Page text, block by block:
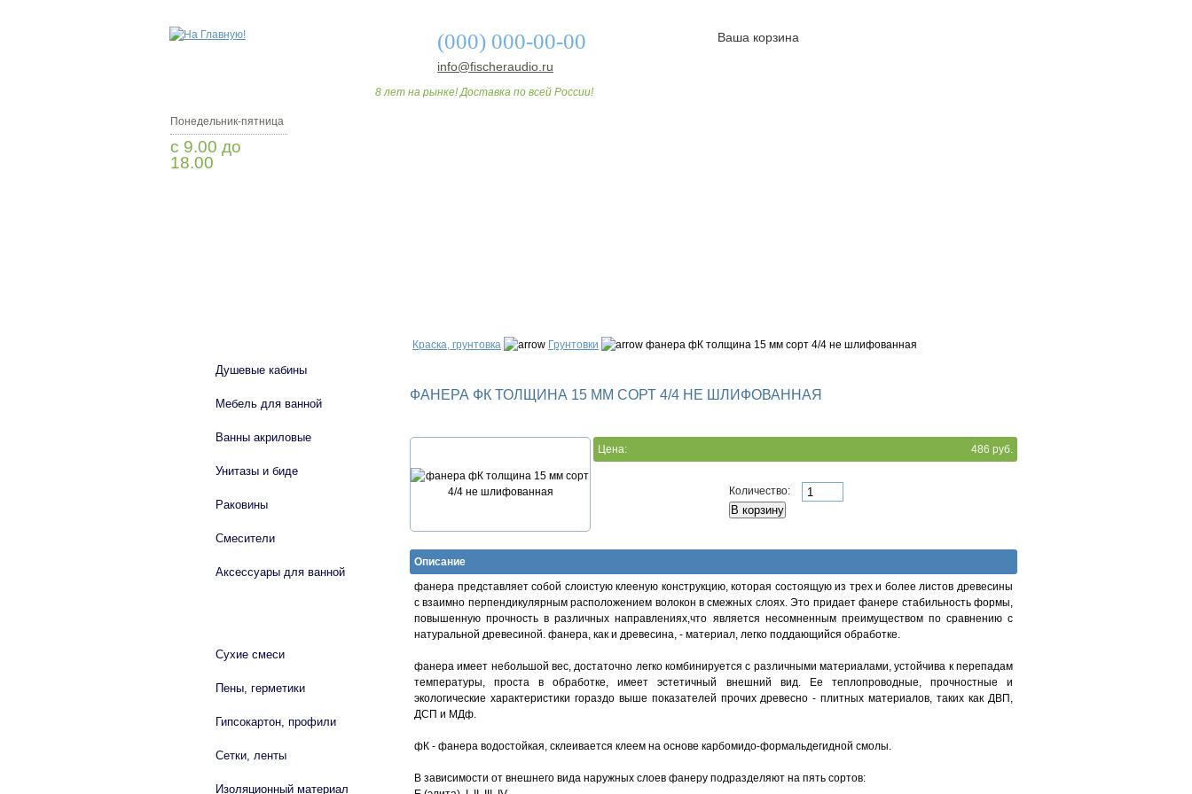
(000) 000-00-00
info@fischeraudio.ru
8 лет на рынке! Доставка по всей России!
Ваша корзина
Понедельник-пятница
с 9.00 до
18.00
Краска, грунтовка Грунтовки фанера фК толщина 15 мм сорт 4/4 не шлифованная
ФАНЕРА ФК ТОЛЩИНА 15 ММ СОРТ 4/4 НЕ ШЛИФОВАННАЯ
Цена: 486 руб.
Количество:
Описание
фанера представляет собой слоистую клееную конструкцию, которая состоящую из трех и более листов древесины
с взаимно перпендикулярным расположением волокон в смежных слоях. Это придает фанере стабильность формы,
повышенную прочность в различных направлениях,что является несомненным преимуществом по сравнению с
натуральной древесиной. фанера, как и древесина, - материал, легко поддающийся обработке.
фанера имеет небольшой вес, достаточно легко комбинируется с различными материалами, устойчива к перепадам
температуры, проста в обработке, имеет эстетичный внешний вид. Ее теплопроводные, прочностные и
экологические характеристики гораздо выше показателей прочих древесно - плитных материалов, таких как ДВП,
ДСП и МДф.
фК - фанера водостойкая, склеивается клеем на основе карбомидо-формальдегидной смолы.
В зависимости от внешнего вида наружных слоев фанеру подразделяют на пять сортов:
Душевые кабины
Мебель для ванной
Ванны акриловые
Унитазы и биде
Раковины
Смесители
Аксессуары для ванной
Сухие смеси
Пены, герметики
Гипсокартон, профили
Сетки, ленты
Изоляционный материал